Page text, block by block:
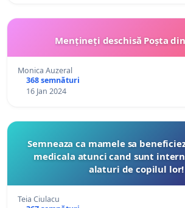
Mențineți deschisă Poșta
Monica Auzeral
368 semnături
16 Jan 2024
Semneaza ca mamele sa
medicala atunci cand sunt
alaturi de copilul lor!
Teia Ciulacu